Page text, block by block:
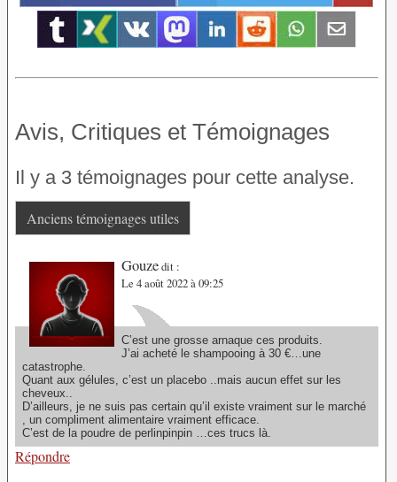
Avis, Critiques et Témoignages
Il y a 3 témoignages pour cette analyse.
Anciens témoignages utiles
Gouzedit :
Le 4 août 2022 à 09:25
C’est une grosse arnaque ces produits.
J’ai acheté le shampooing à 30 €…une
catastrophe.
Quant aux gélules, c’est un placebo ..mais aucun effet sur les
cheveux..
D’ailleurs, je ne suis pas certain qu’il existe vraiment sur le marché
, un compliment alimentaire vraiment efficace.
C’est de la poudre de perlinpinpin …ces trucs là.
Répondre